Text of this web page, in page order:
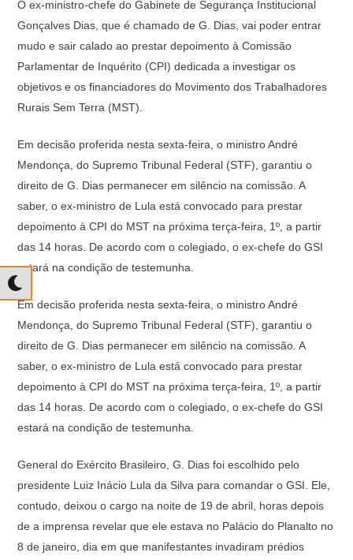
at
s
A
p
p
c
e
b
o
o
k
e
gr
a
m
p
y
Li
n
O ex-ministro-chefe do Gabinete de Segurança Institucional
Gonçalves Dias, que é chamado de G. Dias, vai poder entrar
mudo e sair calado ao prestar depoimento à Comissão
Parlamentar de Inquérito (CPI) dedicada a investigar os
objetivos e os financiadores do Movimento dos Trabalhadores
Rurais Sem Terra (MST).
Em decisão proferida nesta sexta-feira, o ministro André
Mendonça, do Supremo Tribunal Federal (STF), garantiu o
direito de G. Dias permanecer em silêncio na comissão. A
saber, o ex-ministro de Lula está convocado para prestar
depoimento à CPI do MST na próxima terça-feira, 1º, a partir
das 14 horas. De acordo com o colegiado, o ex-chefe do GSI
estará na condição de testemunha.
Em decisão proferida nesta sexta-feira, o ministro André
Mendonça, do Supremo Tribunal Federal (STF), garantiu o
direito de G. Dias permanecer em silêncio na comissão. A
saber, o ex-ministro de Lula está convocado para prestar
depoimento à CPI do MST na próxima terça-feira, 1º, a partir
das 14 horas. De acordo com o colegiado, o ex-chefe do GSI
estará na condição de testemunha.
General do Exército Brasileiro, G. Dias foi escolhido pelo
presidente Luiz Inácio Lula da Silva para comandar o GSI. Ele,
contudo, deixou o cargo na noite de 19 de abril, horas depois
de a imprensa revelar que ele estava no Palácio do Planalto no
8 de janeiro, dia em que manifestantes invadiram prédios